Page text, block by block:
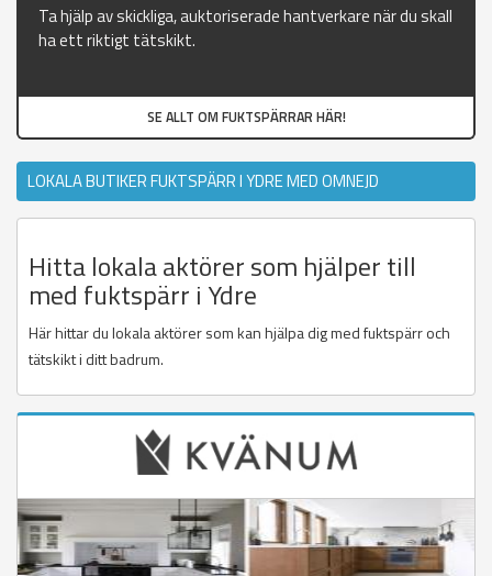
Ta hjälp av skickliga, auktoriserade hantverkare när du skall
ha ett riktigt tätskikt.
SE ALLT OM FUKTSPÄRRAR HÄR!
LOKALA BUTIKER FUKTSPÄRR I YDRE MED OMNEJD
Hitta lokala aktörer som hjälper till
med fuktspärr i Ydre
Här hittar du lokala aktörer som kan hjälpa dig med fuktspärr och
tätskikt i ditt badrum.